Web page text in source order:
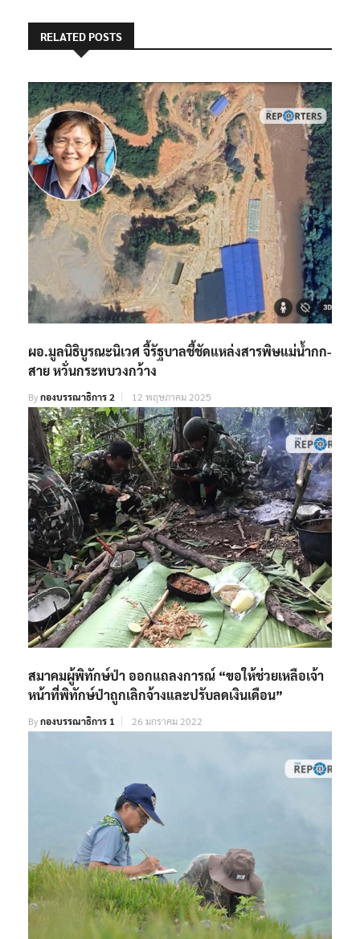
RELATED POSTS
ผอ.มูลนิธิบูรณะนิเวศ จี้รัฐบาลชี้ชัดแหล่งสารพิษแม่น้ำกก-
สาย หวั่นกระทบวงกว้าง
Byกองบรรณาธิการ 2 12 พฤษภาคม 2025
สมาคมผู้พิทักษ์ป่า ออกแถลงการณ์ “ขอให้ช่วยเหลือเจ้า
หน้าที่พิทักษ์ป่าถูกเลิกจ้างและปรับลดเงินเดือน”
Byกองบรรณาธิการ 1 26 มกราคม 2022